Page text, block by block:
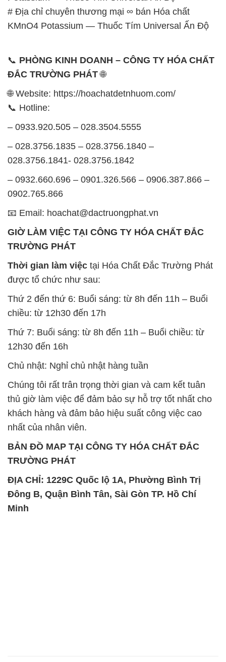
# Địa chỉ chuyên thương mại ∞ bán Hóa chất
KMnO4 Potassium — Thuốc Tím Universal Ấn Độ
📞 PHÒNG KINH DOANH – CÔNG TY HÓA CHẤT
ĐẮC TRƯỜNG PHÁT🌐
🌐 Website: https://hoachatdetnhuom.com/
📞 Hotline:
– 0933.920.505 – 028.3504.5555
– 028.3756.1835 – 028.3756.1840 –
028.3756.1841- 028.3756.1842
– 0932.660.696 – 0901.326.566 – 0906.387.866 –
0902.765.866
📧 Email: hoachat@dactruongphat.vn
GIỜ LÀM VIỆC TẠI CÔNG TY HÓA CHẤT ĐẮC
TRƯỜNG PHÁT
Thời gian làm việc tại Hóa Chất Đắc Trường Phát
được tổ chức như sau:
Thứ 2 đến thứ 6: Buổi sáng: từ 8h đến 11h – Buổi
chiều: từ 12h30 đến 17h
Thứ 7: Buổi sáng: từ 8h đến 11h – Buổi chiều: từ
12h30 đến 16h
Chủ nhật: Nghỉ chủ nhật hàng tuần
Chúng tôi rất trân trọng thời gian và cam kết tuân
thủ giờ làm việc để đảm bảo sự hỗ trợ tốt nhất cho
khách hàng và đảm bảo hiệu suất công việc cao
nhất của nhân viên.
BẢN ĐỒ MAP TẠI CÔNG TY HÓA CHẤT ĐẮC
TRƯỜNG PHÁT
ĐỊA CHỈ: 1229C Quốc lộ 1A, Phường Bình Trị
Đông B, Quận Bình Tân, Sài Gòn TP. Hồ Chí
Minh